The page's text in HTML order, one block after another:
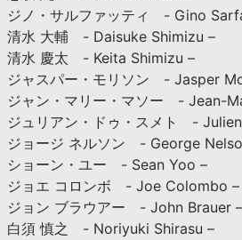
ジノ・サルファッティ - Gino
清水 大輔 - Daisuke Shimizu –
清水 慶太 - Keita Shimizu –
ジャスパー・モリソン - Jasper
ジャン・マリー・マソー - Jean-
ジュリアン・ドゥ・スメト -
ジョージ ネルソン - George
ショーン・ユー - Sean Yoo –
ジョエ コロンボ - Joe Colombo –
ジョン ブラウアー - John Brauer –
白須 慎之 - Noriyuki Shirasu –